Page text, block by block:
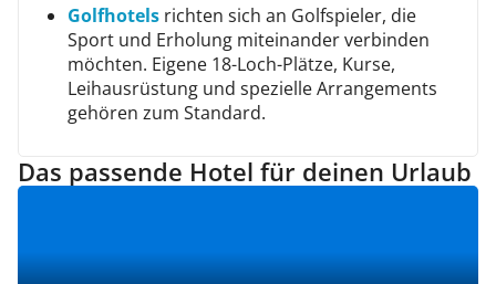
Golfhotels richten sich an Golfspieler, die
Sport und Erholung miteinander verbinden
möchten. Eigene 18-Loch-Plätze, Kurse,
Leihausrüstung und spezielle Arrangements
gehören zum Standard.
Das passende Hotel für deinen Urlaub